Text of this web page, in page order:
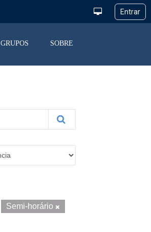
GRUPOS SOBRE
Semi-horário